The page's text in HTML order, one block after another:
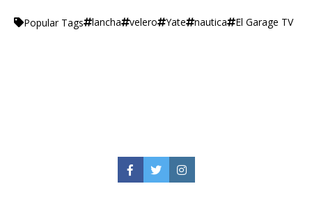
Popular Tags lancha velero Yate nautica El Garage TV
FacebookTwitterInstagram